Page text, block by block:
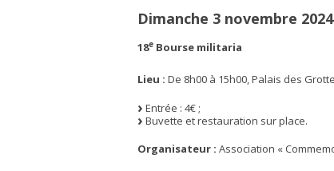
Dimanche 3 novembre
18e Bourse militaria
Lieu : De 8h00 à 15h00, Palais des
Entrée : 4€ ;
Buvette et restauration sur place.
Organisateur : Association «